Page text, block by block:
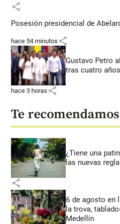
share
Posesión presidencial de
hace 54 minutos share
Gustavo Petro
tras cuatro
hace 3 horas share
Te recomendamos
¿Tiene una
las nuevas
share
6 de agosto en
la trova,
Medellín